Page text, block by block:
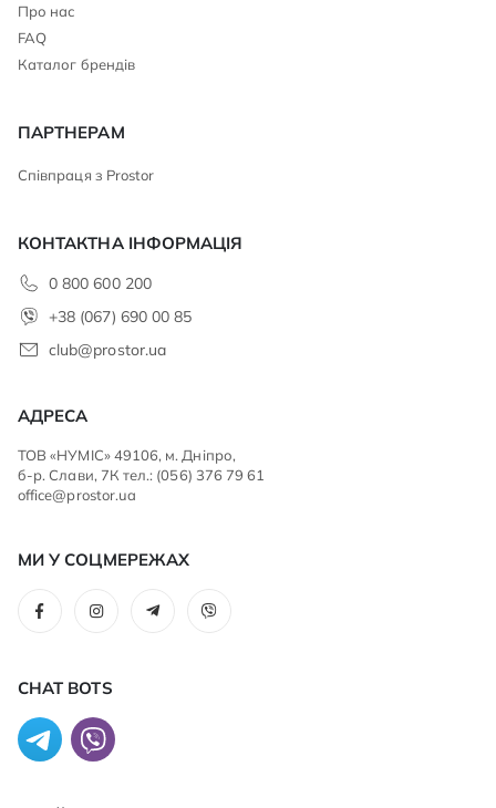
Про нас
FAQ
Каталог брендів
ПАРТНЕРАМ
Співпраця з Prostor
КОНТАКТНА ІНФОРМАЦІЯ
0 800 600 200
+38 (067) 690 00 85
club@prostor.ua
АДРЕСА
ТОВ «НУМІС» 49106, м. Дніпро,
б-р. Слави, 7К тел.: (056) 376 79 61
office@prostor.ua
МИ У СОЦМЕРЕЖАХ
CHAT BOTS